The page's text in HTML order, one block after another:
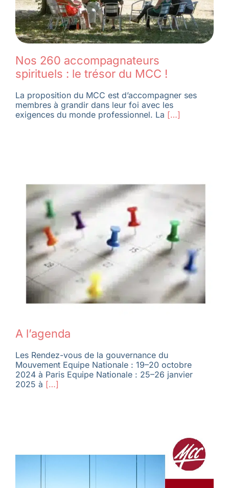
Nos 260 accompagnateurs
spirituels : le trésor du MCC !
La proposition du MCC est d’accompagner ses
membres à grandir dans leur foi avec les
exigences du monde professionnel. La […]
A l’agenda
Les Rendez-vous de la gouvernance du
Mouvement Equipe Nationale : 19–20 octobre
2024 à Paris Equipe Nationale : 25–26 janvier
2025 à […]